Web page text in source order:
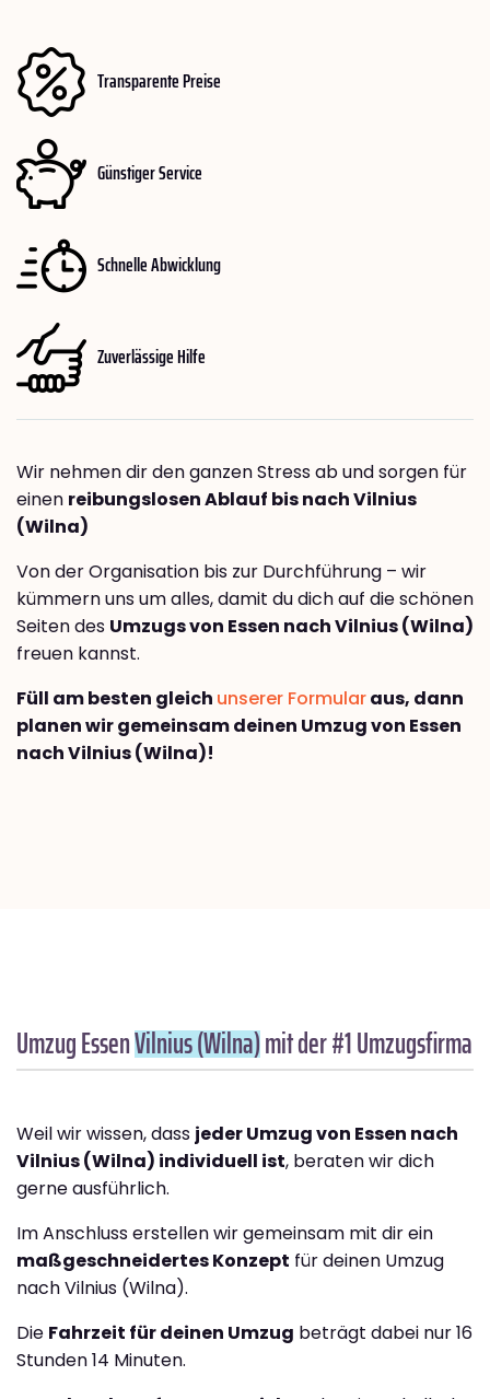
Transparente Preise
Günstiger Service
Schnelle Abwicklung
Zuverlässige Hilfe
Wir nehmen dir den ganzen Stress ab und sorgen für
einen reibungslosen Ablauf bis nach Vilnius
(Wilna)
Von der Organisation bis zur Durchführung – wir
kümmern uns um alles, damit du dich auf die schönen
Seiten des Umzugs von Essen nach Vilnius (Wilna)
freuen kannst.
Füll am besten gleich unserer Formularaus, dann
planen wir gemeinsam deinen Umzug von Essen
nach Vilnius (Wilna)!
Umzug EssenVilnius (Wilna)mit der #1 Umzugsfirma
Weil wir wissen, dass jeder Umzug von Essen nach
Vilnius (Wilna) individuell ist, beraten wir dich
gerne ausführlich.
Im Anschluss erstellen wir gemeinsam mit dir ein
maßgeschneidertes Konzept für deinen Umzug
nach Vilnius (Wilna).
Die Fahrzeit für deinen Umzug beträgt dabei nur 16
Stunden 14 Minuten.